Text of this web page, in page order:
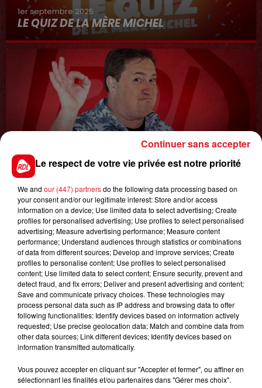
1er septembre 2025
LE QUIZ DE LA MÈRE MICHEL
8 avril 2022
LA COURSE AU CADDIE
0h00
GAGNEZ VOS ENTRÉES JOUR AU CENTER
PARCS DU LAC D'AILETTE !
LES PODCASTS
Le respect de votre vie privée est notre priorité
We and our (447) partnersdo the following data processing based on
your consent and/or our legitimate interest: Store and/or access
information on a device; Use limited data to select advertising; Create
profiles for personalised advertising; Use profiles to select personalised
advertising; Measure advertising performance; Measure content
performance; Understand audiences through statistics or combinations
of data from different sources; Develop and improve services; Create
profiles to personalise content; Use profiles to select personalised
content; Use limited data to select content; Ensure security, prevent and
detect fraud, and fix errors; Deliver and present advertising and content;
Save and communicate privacy choices. These technologies may
process personal data such as IP address and browsing data to offer
following functionalities: Identify devices based on information actively
requested; Use precise geolocation data; Match and combine data from
other data sources; Link different devices; Identify devices based on
information transmitted automatically.
Vous pouvez accepter en cliquant sur "Accepter et fermer", ou affiner en
sélectionnant les finalités et/ou partenaires dans "Gérer mes choix".
Continuer sans accepter